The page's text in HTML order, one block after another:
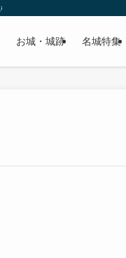
時代（戦国時代）、江戸時
お城・城跡 名城特集